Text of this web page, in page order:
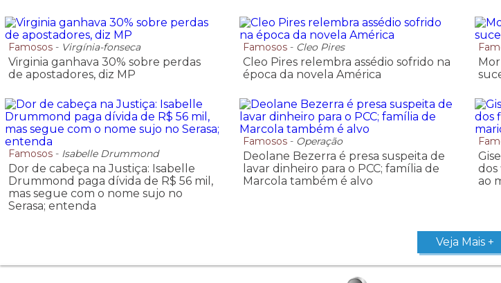
Famosos - Virgínia-fonseca
Virginia ganhava 30% sobre perdas
de apostadores, diz MP
Famosos - Cleo Pires
Cleo Pires relembra assédio sofrido na
época da novela América
Famosos - Isabelle Drummond
Dor de cabeça na Justiça: Isabelle
Drummond paga dívida de R$ 56 mil,
mas segue com o nome sujo no
Serasa; entenda
Famosos - Operação
Deolane Bezerra é presa suspeita de
lavar dinheiro para o PCC; família de
Marcola também é alvo
dos
ao
Veja Mais +